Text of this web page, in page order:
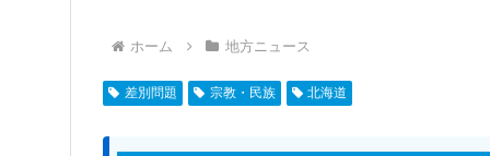
ホーム 地方ニュース
差別問題 宗教・民族 北海道